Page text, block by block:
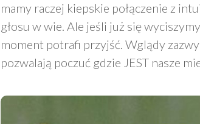
mamy raczej kiepskie połączenie z
głosu w wie. Ale jeśli już się
moment potrafi przyjść. Wglądy
pozwalają poczuć gdzie JEST nasze